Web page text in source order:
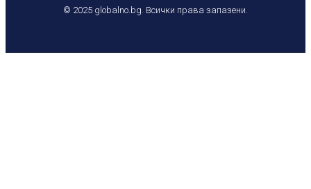
© 2025 globalno.bg. Всички права запазени.